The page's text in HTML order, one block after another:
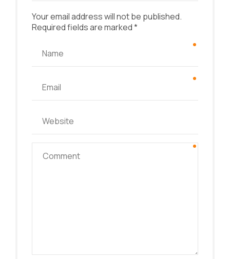
Your email address will not be published.
Required fields are marked *